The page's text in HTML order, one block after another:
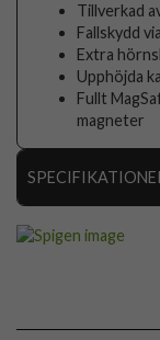
Tillverkad
Fallskydd
Extra
Upphöjda
Fullt
magneter